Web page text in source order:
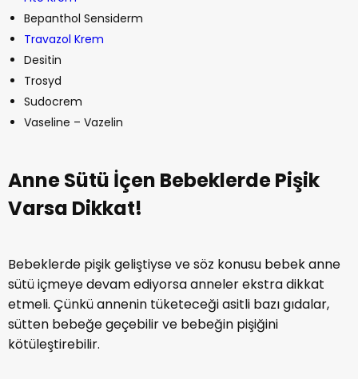
Varsa Dikkat!
Bebeklerde pişik geliştiyse ve söz konusu bebek anne
sütü içmeye devam ediyorsa anneler ekstra dikkat
etmeli. Çünkü annenin tüketeceği asitli bazı gıdalar,
sütten bebeğe geçebilir ve bebeğin pişiğini
Eğer emzirme dönemindeki bebeğinizde pişik varsa ve
tüketmeyiniz.
https://youtu.be/JhylLqw04xI